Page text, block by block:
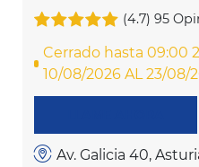
(4.7) 95
Cerrado hasta 09:00
10/08/2026 AL 23/08/
Av. Galicia 40,